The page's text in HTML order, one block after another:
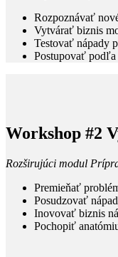
Rozpoznávať
Vytvárať biznis
Testovať nápady
Postupovať
Workshop #2
Rozširujúci modul
Premieňať
Posudzovať
Inovovať biznis
Pochopiť